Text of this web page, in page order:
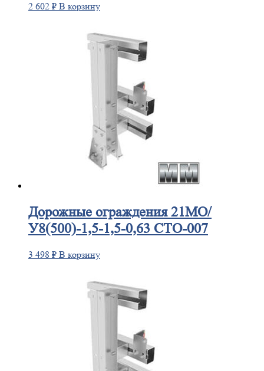
2 602 ₽ В корзину
Дорожные ограждения 21МО/
У8(500)-1,5-1,5-0,63 СТО-007
3 498 ₽ В корзину